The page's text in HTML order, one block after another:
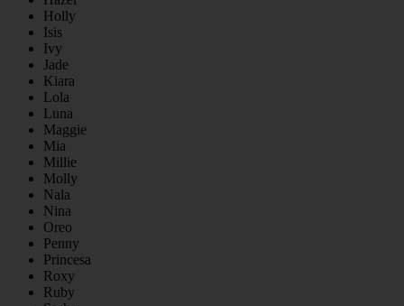
Holly
Isis
Ivy
Jade
Kiara
Lola
Luna
Maggie
Mia
Millie
Molly
Nala
Nina
Oreo
Penny
Princesa
Roxy
Ruby